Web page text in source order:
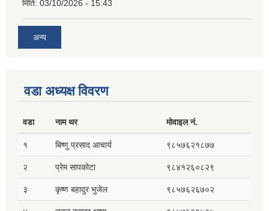
मिति: 03/10/2026 - 15:43
अन्य
वडा अध्यक्ष विवरण
वडा नाम थर मोवाइल नं.
१ बिष्णु प्रसाद आचार्य ९८५७६२१८७७
२ प्रेम सापकोटा ९८४१२६०८२९
३ कृष्ण बहादुर भुजेल ९८५७६२६७०२